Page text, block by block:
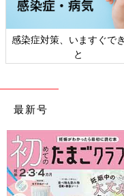
尊敬のまなざしで見とれ
家で過ごすだけなら、ご
ればいっか♪と、ただゴ
幼稚園がある日。
て取れなくなる！なんで
毎日あれこれ試行錯誤し
の髪を見かねたのか？先
可愛い！！
しかも可愛いだけじゃな
感染症対策、いますぐで
と
最新号